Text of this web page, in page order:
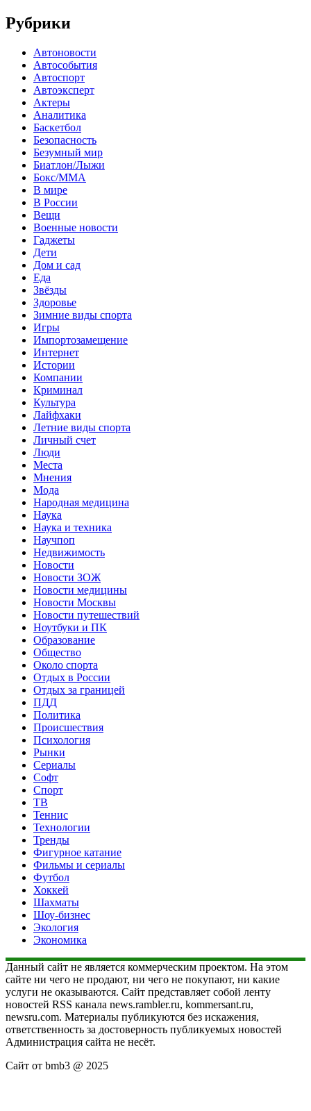
Рубрики
Автоновости
Автособытия
Автоспорт
Автоэксперт
Актеры
Аналитика
Баскетбол
Безопасность
Безумный мир
Биатлон/Лыжи
Бокс/MMA
В мире
В России
Вещи
Военные новости
Гаджеты
Дети
Дом и сад
Еда
Звёзды
Здоровье
Зимние виды спорта
Игры
Импортозамещение
Интернет
Истории
Компании
Криминал
Культура
Лайфхаки
Летние виды спорта
Личный счет
Люди
Места
Мнения
Мода
Народная медицина
Наука
Наука и техника
Научпоп
Недвижимость
Новости
Новости ЗОЖ
Новости медицины
Новости Москвы
Новости путешествий
Ноутбуки и ПК
Образование
Общество
Около спорта
Отдых в России
Отдых за границей
ПДД
Политика
Происшествия
Психология
Рынки
Сериалы
Софт
Спорт
ТВ
Теннис
Технологии
Тренды
Фигурное катание
Фильмы и сериалы
Футбол
Хоккей
Шахматы
Шоу-бизнес
Экология
Экономика
Данный сайт не является коммерческим проектом. На этом
сайте ни чего не продают, ни чего не покупают, ни какие
услуги не оказываются. Сайт представляет собой ленту
новостей RSS канала news.rambler.ru, kommersant.ru,
newsru.com. Материалы публикуются без искажения,
ответственность за достоверность публикуемых новостей
Администрация сайта не несёт.
Сайт от bmb3 @ 2025